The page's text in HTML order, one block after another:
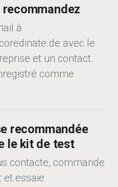
recommandez
à
avec le
et un contact.
comme
recommandée
le kit de test
contacte, commande
et essaie